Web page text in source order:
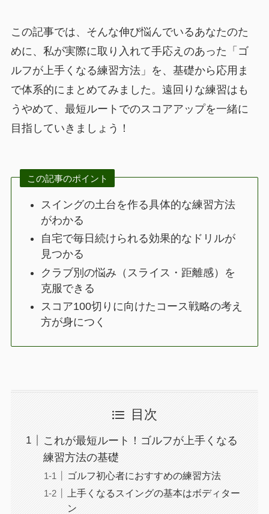
この記事では、そんな伸び悩んでいるあなたのた
めに、私が実際に取り入れて手応えのあった「ゴ
ルフが上手くなる練習方法」を、基礎から応用ま
で体系的にまとめてみました。遠回りな練習はも
うやめて、最短ルートでのスコアアップを一緒に
目指していきましょう！
この記事のポイント
スイングの土台を作る具体的な練習方法
がわかる
自宅で毎日続けられる効果的なドリルが
見つかる
クラブ別の悩み（スライス・距離感）を
克服できる
スコア100切りに向けたコース戦略の考え
方が身につく
目次
これが最短ルート！ゴルフが上手くなる
練習方法の基礎
ゴルフ初心者におすすめの練習方法
上手くなるスイングの基本はボディター
ン